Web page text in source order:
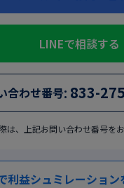
LINEで相談する
合わせ番号: 833-
、上記お問い合わせ番号をお
利益シュミレーション